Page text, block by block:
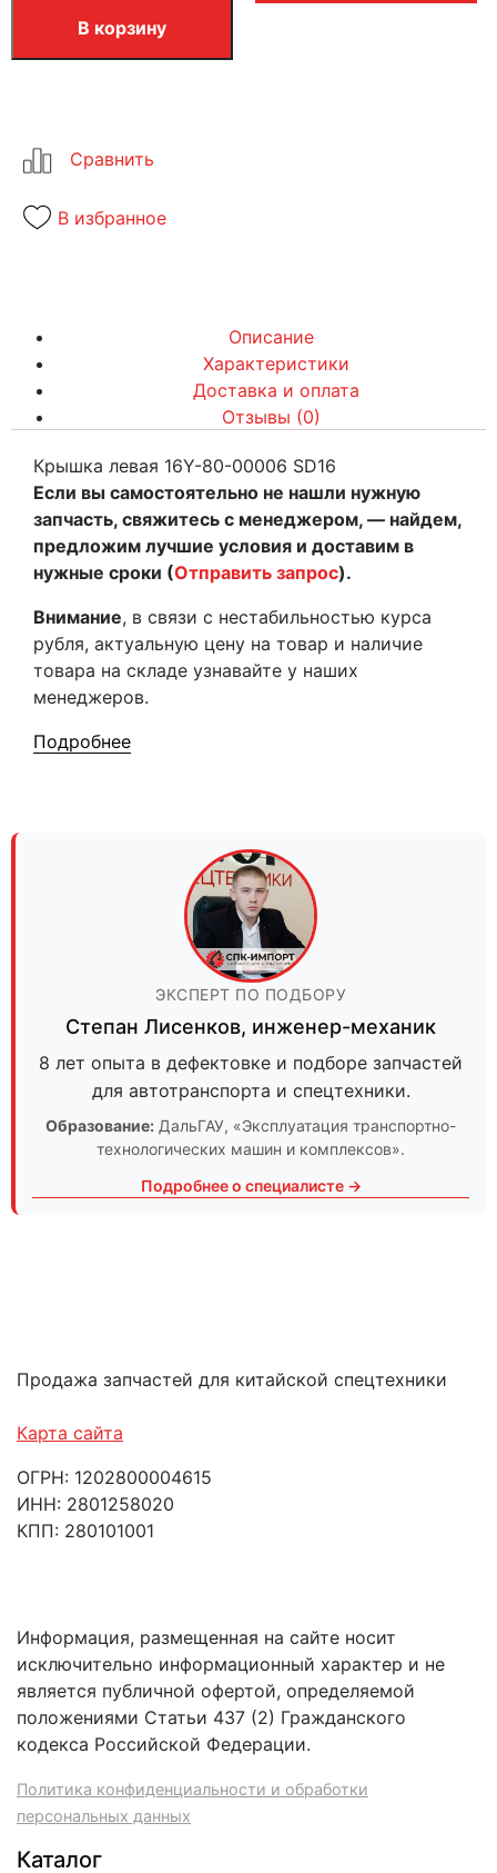
В корзину
В избранное
Описание
Характеристики
Доставка и оплата
Отзывы (0)
Крышка левая 16Y-80-00006 SD16
Если вы самостоятельно не нашли нужную
запчасть, свяжитесь с менеджером, — найдем,
предложим лучшие условия и доставим в
нужные сроки (Отправить запрос).
Внимание, в связи с нестабильностью курса
рубля, актуальную цену на товар и наличие
товара на складе узнавайте у наших
менеджеров.
Подробнее
ЭКСПЕРТ ПО ПОДБОРУ
Степан Лисенков, инженер-механик
8 лет опыта в дефектовке и подборе запчастей
для автотранспорта и спецтехники.
Образование: ДальГАУ, «Эксплуатация транспортно-
технологических машин и комплексов».
Подробнее о специалисте →
Продажа запчастей для китайской спецтехники
Карта сайта
ОГРН: 1202800004615
ИНН: 2801258020
КПП: 280101001
Информация, размещенная на сайте носит
исключительно информационный характер и не
является публичной офертой, определяемой
положениями Статьи 437 (2) Гражданского
кодекса Российской Федерации.
Политика конфиденциальности и обработки
персональных данных
Каталог